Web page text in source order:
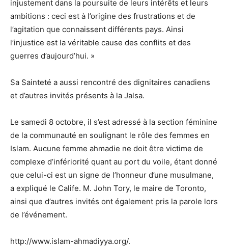
injustement dans la poursuite de leurs intérêts et leurs
ambitions : ceci est à l’origine des frustrations et de
l’agitation que connaissent différents pays. Ainsi
l’injustice est la véritable cause des conflits et des
guerres d’aujourd’hui. »
Sa Sainteté a aussi rencontré des dignitaires canadiens
et d’autres invités présents à la Jalsa.
Le samedi 8 octobre, il s’est adressé à la section féminine
de la communauté en soulignant le rôle des femmes en
Islam. Aucune femme ahmadie ne doit être victime de
complexe d’infériorité quant au port du voile, étant donné
que celui-ci est un signe de l’honneur d’une musulmane,
a expliqué le Calife. M. John Tory, le maire de Toronto,
ainsi que d’autres invités ont également pris la parole lors
de l’événement.
http://www.islam-ahmadiyya.org/.